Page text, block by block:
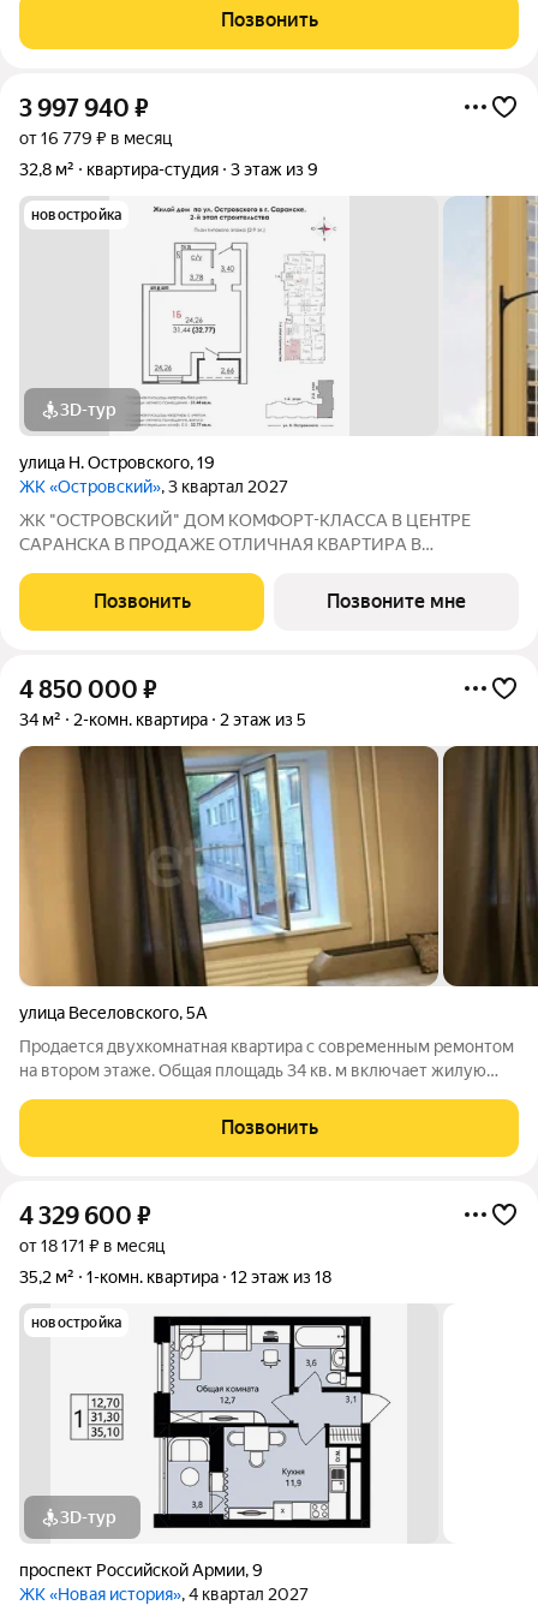
за красотой постоянно. Кухня 9 м2. Санузел совмещенный.
Большое количество естественного
Позвонить
3 997 940 ₽
от 16 779 ₽ в месяц
32,8 м²
квартира-студия 3 этаж из 9
новостройка
3D-тур
улица Н. Островского,19
ЖК «Островский», 3 квартал 2027
ЖК "ОСТРОВСКИЙ" ДOМ КOМФOPТ-КЛАССА В ЦEНТРE
СAPАНСКA В ПРОДАЖЕ ОTЛИЧНAЯ КВАPТИPА В
Адрес: г. Саранск, ул. Островского, 19 Сдача: 3 квартал 2027
Позвонить Позвоните мне
4 850 000 ₽
34 м² 2-комн. квартира 2 этаж из 5
улица Веселовского,5А
Продается двухкомнатная квартира с современным ремонтом
на втором этаже. Общая площадь 34 кв. м включает жилую
выходят во двор, санузел совмещенный, отопление
центральное. Сделан ремонт,
Позвонить
4 329 600 ₽
от 18 171 ₽ в месяц
35,2 м²
1-комн. квартира 12 этаж из 18
новостройка
3D-тур
проспект Российской Армии,9
ЖК «Новая история», 4 квартал 2027